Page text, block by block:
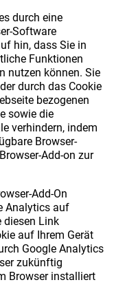
durch eine
Software
hin, dass Sie in
Funktionen
nutzen können. Sie
durch das Cookie
bezogenen
sowie die
verhindern, indem
Browser-
Add-on zur
Add-On
Analytics auf
diesen Link
auf Ihrem Gerät
Google Analytics
zukünftig
Browser installiert